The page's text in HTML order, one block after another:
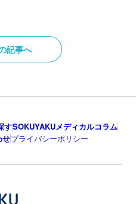
記事へ
すSOKUYAKUメディカルコラム
せプライバシーポリシー